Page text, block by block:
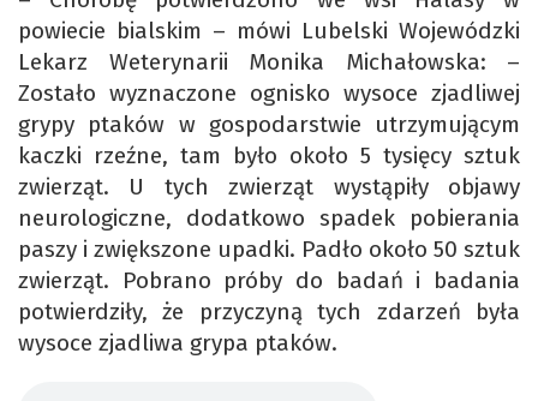
powiecie bialskim – mówi Lubelski Wojewódzki
Lekarz Weterynarii Monika Michałowska: –
Zostało wyznaczone ognisko wysoce zjadliwej
grypy ptaków w gospodarstwie utrzymującym
kaczki rzeźne, tam było około 5 tysięcy sztuk
zwierząt. U tych zwierząt wystąpiły objawy
neurologiczne, dodatkowo spadek pobierania
paszy i zwiększone upadki. Padło około 50 sztuk
zwierząt. Pobrano próby do badań i badania
potwierdziły, że przyczyną tych zdarzeń była
wysoce zjadliwa grypa ptaków.